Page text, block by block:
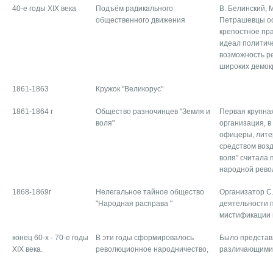
40-е годы XIX века
Подъём радикального
общественного движения
В. Белинский,
Петрашевцы
крепостное
идеал
возможность
широких
1861-1863 Кружок "Великорус"
1861-1864 г
Общество разночинцев "Земля и
воля"
Первая
организация,
офицеры,
средством
воля" считала
народной
1868-1869г
Нелегальное тайное общество
"Народная расправа "
Организатор
деятельности
мистификации
конец 60-х - 70-е годы
XIX века.
В эти годы сформировалось
революционное народничество,
Было